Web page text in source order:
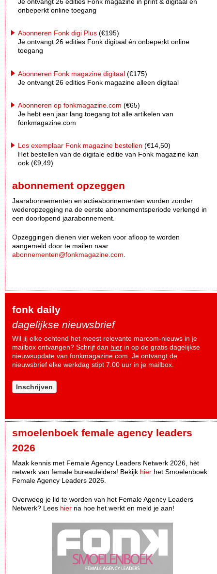
Je ontvangt 26 edities Fonk magazine in print & digitaal én
onbeperkt online toegang
Abonneren Fonk digi Plus (€195)
Je ontvangt 26 edities Fonk digitaal én onbeperkt online
toegang
Abonneren Fonk magazine digitaal (€175)
Je ontvangt 26 edities Fonk magazine alleen digitaal
Abonneren op fonkmagazine.com (€65)
Je hebt een jaar lang toegang tot alle artikelen van
fonkmagazine.com
Los exemplaar Fonk magazine bestellen (€14,50)
Het bestellen van de digitale editie van Fonk magazine kan
ook (€9,49)
abonnement opzeggen
Jaarabonnementen en actieabonnementen worden zonder
wederopzegging na de eerste abonnementsperiode verlengd in
een doorlopend jaarabonnement.
Opzeggingen dienen vier weken voor afloop te worden
aangemeld door te mailen naar
abonnementen@fonkmagazine.com
fonk daily
dagelijkse nieuwsbrief
Wil jij elke ochtend het meest relevante marcom-nieuws in je
mailbox ontvangen? Schrijf dan hier in op de gratis dagelijkse
nieuwsupdate van fonkmagazine.com. Je ontvangt de
nieuwsbrief elke werkdag stipt 7.00 uur in je mailbox.
Inschrijven
smoelenboek female agency leaders
2026
Maak kennis met Female Agency Leaders Netwerk 2026, hèt
netwerk van female bureauleiders! Bekijk hier het Smoelenboek
Female Agency Leaders 2026.
Overweeg je lid te worden van het Female Agency Leaders
Netwerk? Lees hier na hoe het werkt en meld je aan!